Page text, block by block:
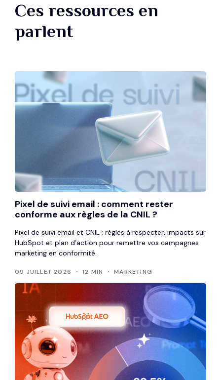
Ces ressources en
parlent
Pixel de suivi email : comment rester
conforme aux règles de la CNIL ?
Pixel de suivi email et CNIL : règles à respecter, impacts sur
HubSpot et plan d’action pour remettre vos campagnes
marketing en conformité.
09 JUILLET 2026 12 MIN MARKETING